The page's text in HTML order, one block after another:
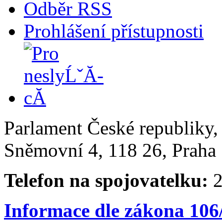
Odběr RSS
Prohlášení přístupnosti
Parlament České
Sněmovní 4, 118 26,
Telefon na spojovatelku:
Informace dle zákona